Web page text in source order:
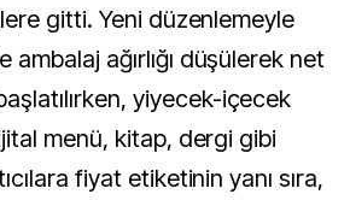
gitti. Yeni düzenlemeyle
ambalaj ağırlığı düşülerek net
yiyecek-içecek
menü, kitap, dergi gibi
fiyat etiketinin yanı sıra,